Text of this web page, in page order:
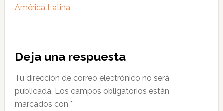
América Latina
Interacciones
con
los
lectores
Deja una respuesta
Tu dirección de correo electrónico no será
publicada. Los campos obligatorios están
marcados con *